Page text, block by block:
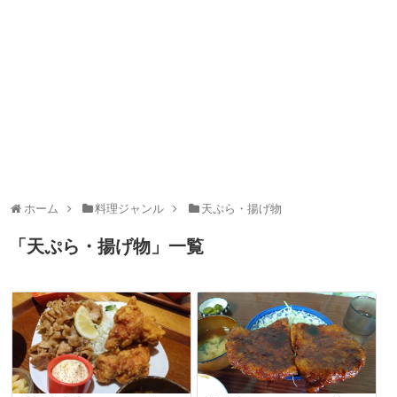
ホーム 料理ジャンル 天ぷら・揚げ物
「 天ぷら・揚げ物 」 一覧